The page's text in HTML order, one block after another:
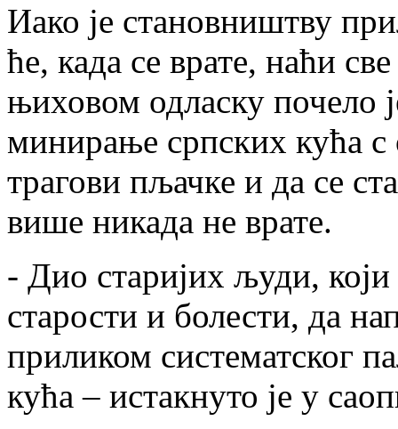
Иако је становништву
ће, када се врате, наћи
њиховом одласку почело
минирање српских кућа
трагови пљачке и да се
више никада не врате.
- Дио старијих људи,
старости и болести, да
приликом систематског
кућа – истакнуто је у